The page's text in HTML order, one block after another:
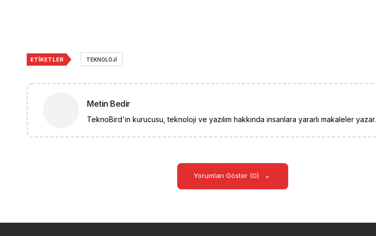
ETIKETLER TEKNOLOJI
Metin Bedir
TeknoBird'in kurucusu, teknoloji ve yazılım hakkında insanlara yararlı makaleler yazar.
Yorumları Göster (0)